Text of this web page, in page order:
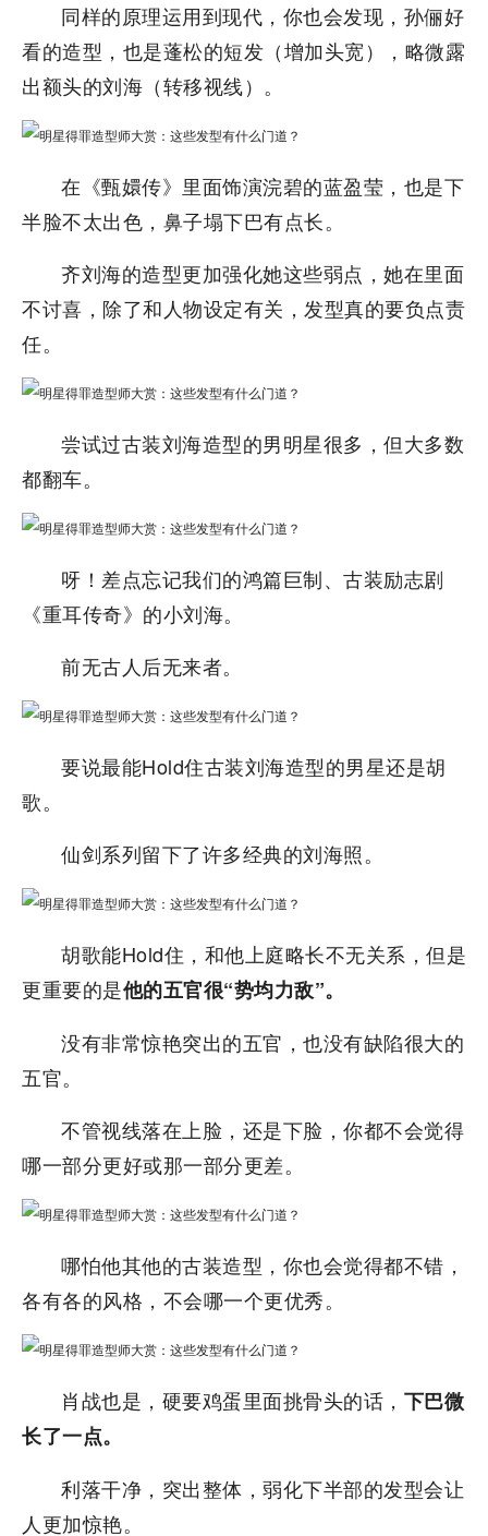
同样的原理运用到现代，你也会发现，孙俪好
看的造型，也是蓬松的短发（增加头宽），略微露
出额头的刘海（转移视线）。
在《甄嬛传》里面饰演浣碧的蓝盈莹，也是下
半脸不太出色，鼻子塌下巴有点长。
齐刘海的造型更加强化她这些弱点，她在里面
不讨喜，除了和人物设定有关，发型真的要负点责
任。
尝试过古装刘海造型的男明星很多，但大多数
都翻车。
呀！差点忘记我们的鸿篇巨制、古装励志剧
《重耳传奇》的小刘海。
前无古人后无来者。
要说最能Hold住古装刘海造型的男星还是胡
歌。
仙剑系列留下了许多经典的刘海照。
胡歌能Hold住，和他上庭略长不无关系，但是
更重要的是他的五官很“势均力敌”。
没有非常惊艳突出的五官，也没有缺陷很大的
五官。
不管视线落在上脸，还是下脸，你都不会觉得
哪一部分更好或那一部分更差。
哪怕他其他的古装造型，你也会觉得都不错，
各有各的风格，不会哪一个更优秀。
肖战也是，硬要鸡蛋里面挑骨头的话， 下巴微
长了一点。
利落干净，突出整体，弱化下半部的发型会让
人更加惊艳。